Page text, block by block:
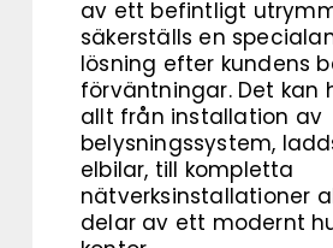
av ett befintligt
säkerställs en
lösning efter kundens
förväntningar. Det kan
allt från installation av
belysningssystem,
elbilar, till kompletta
nätverksinstallationer
delar av ett modernt